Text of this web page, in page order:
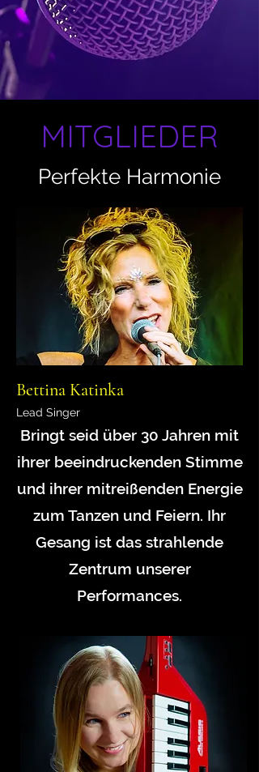
MITGLIEDER
Perfekte Harmonie
Bettina Katinka
Lead Singer
Bringt seid über 30 Jahren mit
ihrer beeindruckenden Stimme
und ihrer mitreißenden Energie
zum Tanzen und Feiern. Ihr
Gesang ist das strahlende
Zentrum unserer
Performances.